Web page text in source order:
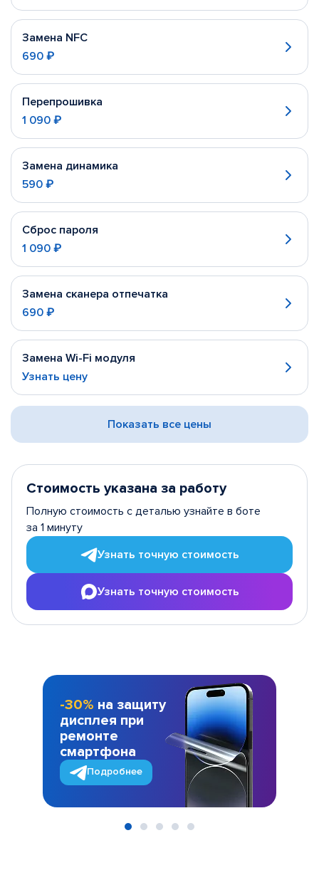
Замена NFC
690 ₽
Перепрошивка
1 090 ₽
Замена динамика
590 ₽
Сброс пароля
1 090 ₽
Замена сканера отпечатка
690 ₽
Замена Wi-Fi модуля
Узнать цену
Показать все цены
Стоимость указана за работу
Полную стоимость с деталью узнайте в боте
за 1 минуту
Узнать точную стоимость
Узнать точную стоимость
-30% на защиту
дисплея при
ремонте
смартфона
Подробнее